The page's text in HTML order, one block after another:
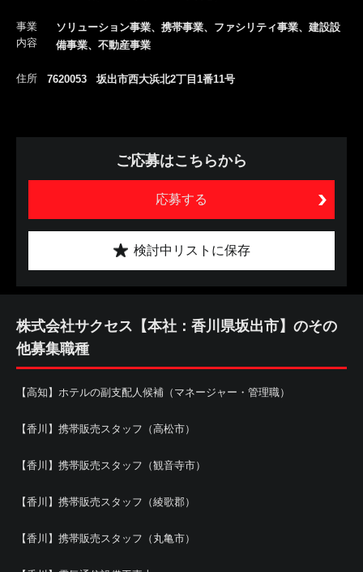
事業
内容
ソリューション事業、携帯事業、ファシリティ事業、建設設
備事業、不動産事業
住所 7620053 坂出市西大浜北2丁目1番11号
ご応募はこちらから
応募する
検討中リストに保存
株式会社サクセス【本社：香川県坂出市】のその
他募集職種
【高知】ホテルの副支配人候補（マネージャー・管理職）
【香川】携帯販売スタッフ（高松市）
【香川】携帯販売スタッフ（観音寺市）
【香川】携帯販売スタッフ（綾歌郡）
【香川】携帯販売スタッフ（丸亀市）